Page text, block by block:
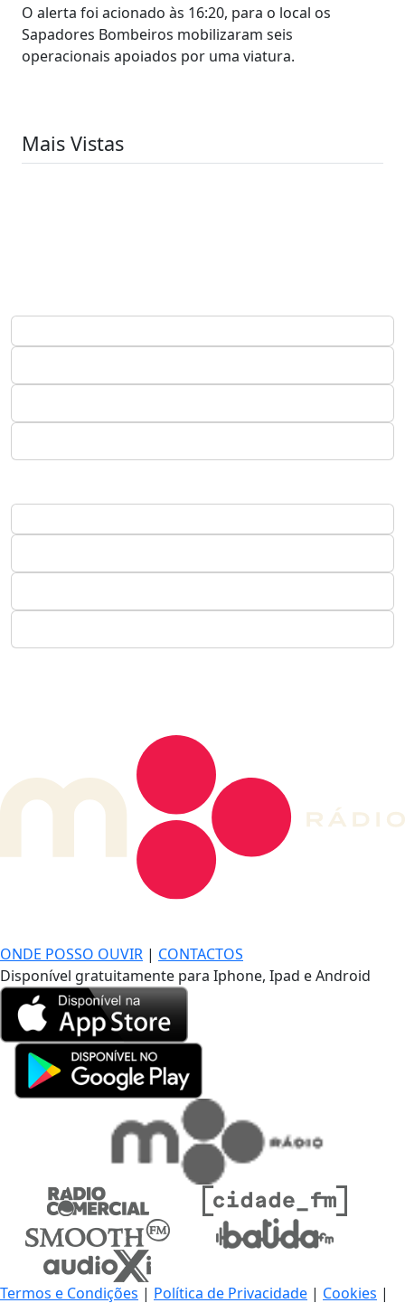
O alerta foi acionado às 16:20, para o local os
Sapadores Bombeiros mobilizaram seis
operacionais apoiados por uma viatura.
Mais Vistas
ONDE POSSO OUVIR | CONTACTOS
Disponível gratuitamente para Iphone, Ipad e Android
Termos e Condições | Política de Privacidade | Cookies |